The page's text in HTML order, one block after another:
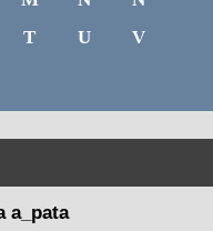
T U
V
a_pata